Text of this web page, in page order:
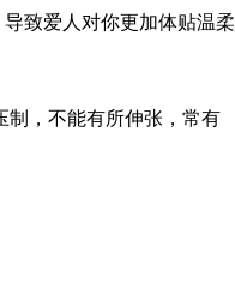
致爱人对你更加体贴温柔
制，不能有所伸张，常有